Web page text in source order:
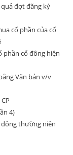
đợt đăng ký
cổ phần của cổ
phần cổ đông hiện
Văn bản v/v
4)
thường niên